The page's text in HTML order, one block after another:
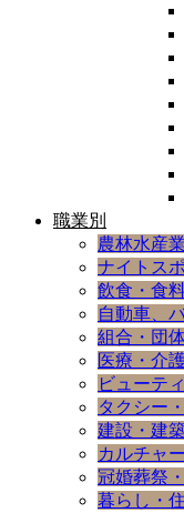
職業別
農林水産
ナイトス
飲食・食
自動車、
組合・団
医療・介
ビューテ
タクシー
建設・建
カルチャ
冠婚葬祭
暮らし・